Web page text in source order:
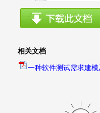
相关文档
一种软件测试需求建